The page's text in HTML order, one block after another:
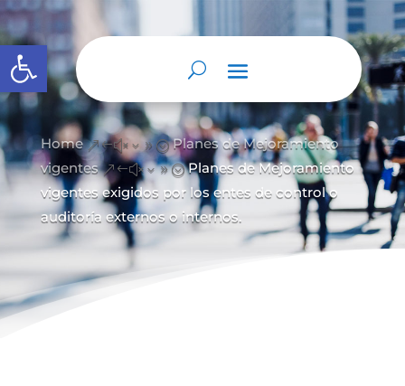
Abrir barra de herramientas
Home &#x39; Planes de Mejoramiento
vigentes &#x39; Planes de Mejoramiento
vigentes exigidos por los entes de control o
auditoría externos o internos.